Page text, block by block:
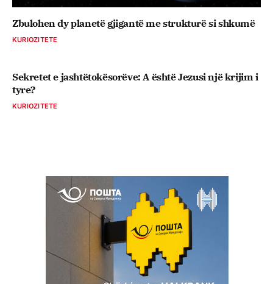
Zbulohen dy planetë gjigantë me strukturë si shkumë
KURIOZITETE
Sekretet e jashtëtokësorëve: A është Jezusi një krijim i
tyre?
KURIOZITETE